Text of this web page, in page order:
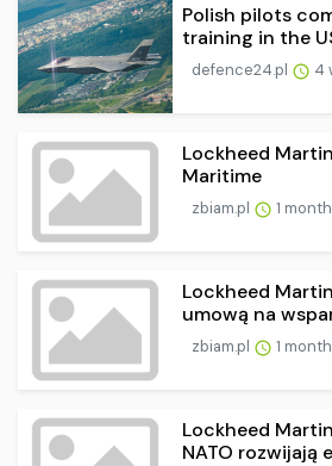
Polish pilots
training in the
defence24.pl 4
Lockheed
Maritime
zbiam.pl 1
Lockheed
umową na
zbiam.pl 1
Lockheed
NATO rozwijają